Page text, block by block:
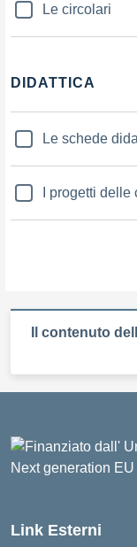
Le circolari
DIDATTICA
Le schede
I progetti delle
Il contenuto
Link Esterni